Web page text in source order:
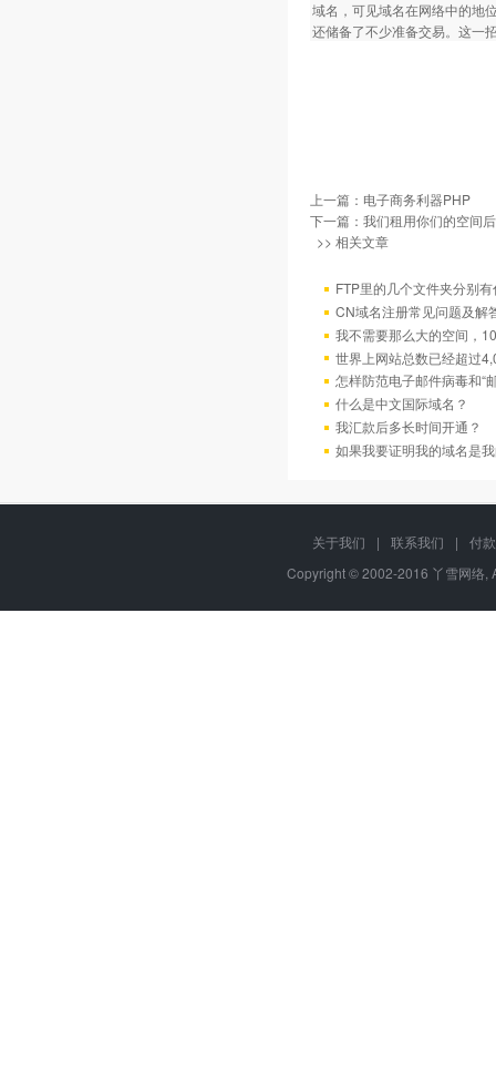
域名，可见域名在网络中的地
还储备了不少准备交易。这一
上一篇： 电子商务利器PHP
下一篇： 我们租用你们的空间
>> 相关文章
FTP里的几个文件夹分别
CN域名注册常见问题及解
我不需要那么大的空间，
世界上网站总数已经超过
怎样防范电子邮件病毒和“
什么是中文国际域名？
我汇款后多长时间开通？
如果我要证明我的域名是
关于我们 | 联系我们 |
付
Copyright © 2002-2016 丫雪网络